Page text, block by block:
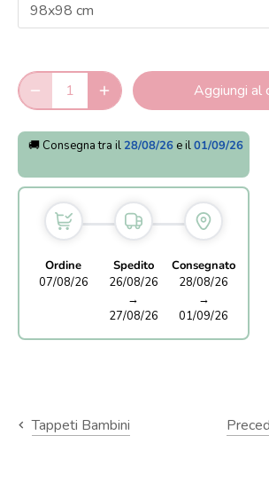
98x98 cm
Aggiungi al
🚚 Consegna tra il 28/08/26 e il01/09/26
Ordine
07/08/26
Spedito
26/08/26
→
27/08/26
Consegnato
28/08/26
→
01/09/26
Tappeti Bambini